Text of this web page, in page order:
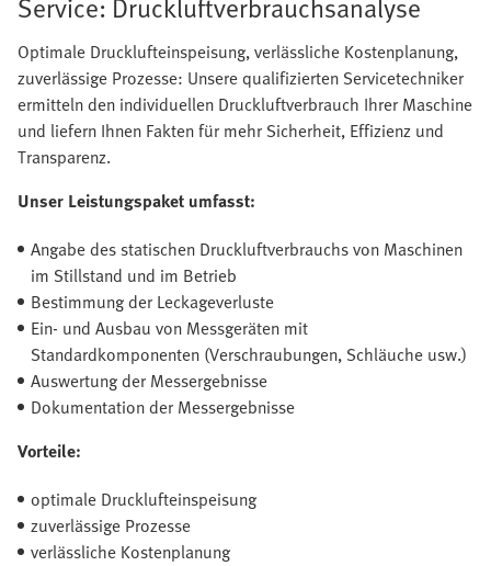
Optimale Drucklufteinspeisung, verlässliche Kostenplanung,
zuverlässige Prozesse: Unsere qualifizierten Servicetechniker
ermitteln den individuellen Druckluftverbrauch Ihrer Maschine
und liefern Ihnen Fakten für mehr Sicherheit, Effizienz und
Transparenz.
Unser Leistungspaket umfasst:
Angabe des statischen Druckluftverbrauchs von Maschinen
im Stillstand und im Betrieb
Bestimmung der Leckageverluste
Ein- und Ausbau von Messgeräten mit
Standardkomponenten (Verschraubungen, Schläuche usw.)
Auswertung der Messergebnisse
Dokumentation der Messergebnisse
Vorteile:
optimale Drucklufteinspeisung
zuverlässige Prozesse
verlässliche Kostenplanung